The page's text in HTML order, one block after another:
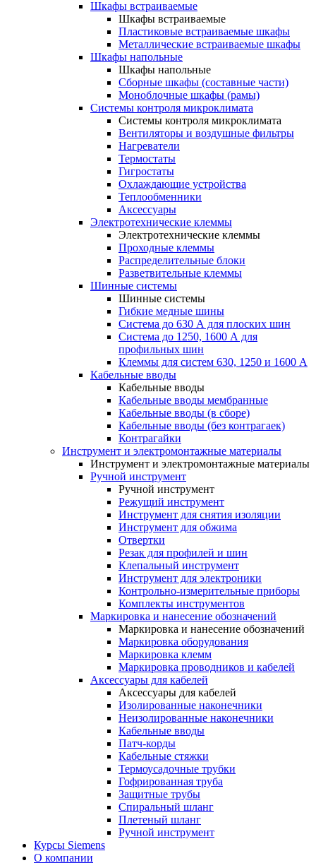
Шкафы встраиваемые
Шкафы встраиваемые
Пластиковые встраиваемые шкафы
Металлические встраиваемые шкафы
Шкафы напольные
Шкафы напольные
Сборные шкафы (составные части)
Моноблочные шкафы (рамы)
Системы контроля микроклимата
Системы контроля микроклимата
Вентиляторы и воздушные фильтры
Нагреватели
Термостаты
Гигростаты
Охлаждающие устройства
Теплообменники
Аксессуары
Электротехнические клеммы
Электротехнические клеммы
Проходные клеммы
Распределительные блоки
Разветвительные клеммы
Шинные системы
Шинные системы
Гибкие медные шины
Система до 630 А для плоских шин
Система до 1250, 1600 А для
профильных шин
Клеммы для систем 630, 1250 и 1600 А
Кабельные вводы
Кабельные вводы
Кабельные вводы мембранные
Кабельные вводы (в сборе)
Кабельные вводы (без контрагаек)
Контрагайки
Инструмент и электромонтажные материалы
Инструмент и электромонтажные материалы
Ручной инструмент
Ручной инструмент
Режущий инструмент
Инструмент для снятия изоляции
Инструмент для обжима
Отвертки
Резак для профилей и шин
Клепальный инструмент
Инструмент для электроники
Контрольно-измерительные приборы
Комплекты инструментов
Маркировка и нанесение обозначений
Маркировка и нанесение обозначений
Маркировка оборудования
Маркировка клемм
Маркировка проводников и кабелей
Аксессуары для кабелей
Аксессуары для кабелей
Изолированные наконечники
Неизолированные наконечники
Кабельные вводы
Патч-корды
Кабельные стяжки
Термоусадочные трубки
Гофрированная труба
Защитные трубы
Спиральный шланг
Плетеный шланг
Ручной инструмент
Курсы Siemens
О компании